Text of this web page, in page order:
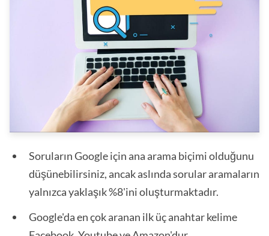
Soruların Google için ana arama biçimi olduğunu
düşünebilirsiniz, ancak aslında sorular aramaların
yalnızca yaklaşık %8'ini oluşturmaktadır.
Google'da en çok aranan ilk üç anahtar kelime